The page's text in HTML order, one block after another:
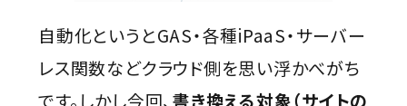
自動化というとGAS・各種iPaaS・サーバー
レス関数などクラウド側を思い浮かべがち
です。しかし今回、書き換える対象（サイトの